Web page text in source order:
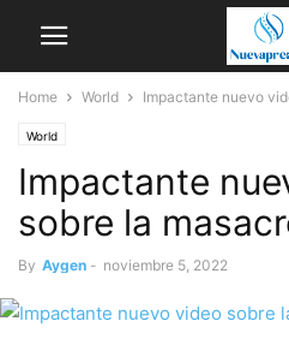
Home World Impactante nuevo
World
Impactante
sobre la
By Aygen - noviembre 5, 2022